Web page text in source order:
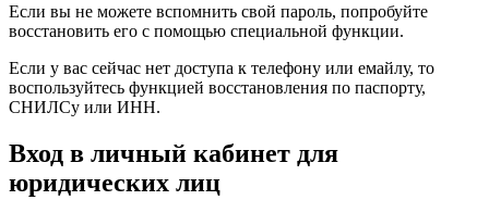
Если вы не можете вспомнить свой пароль, попробуйте
восстановить его с помощью специальной функции.
Если у вас сейчас нет доступа к телефону или емайлу, то
воспользуйтесь функцией восстановления по паспорту,
СНИЛСу или ИНН.
Вход в личный кабинет для
юридических лиц